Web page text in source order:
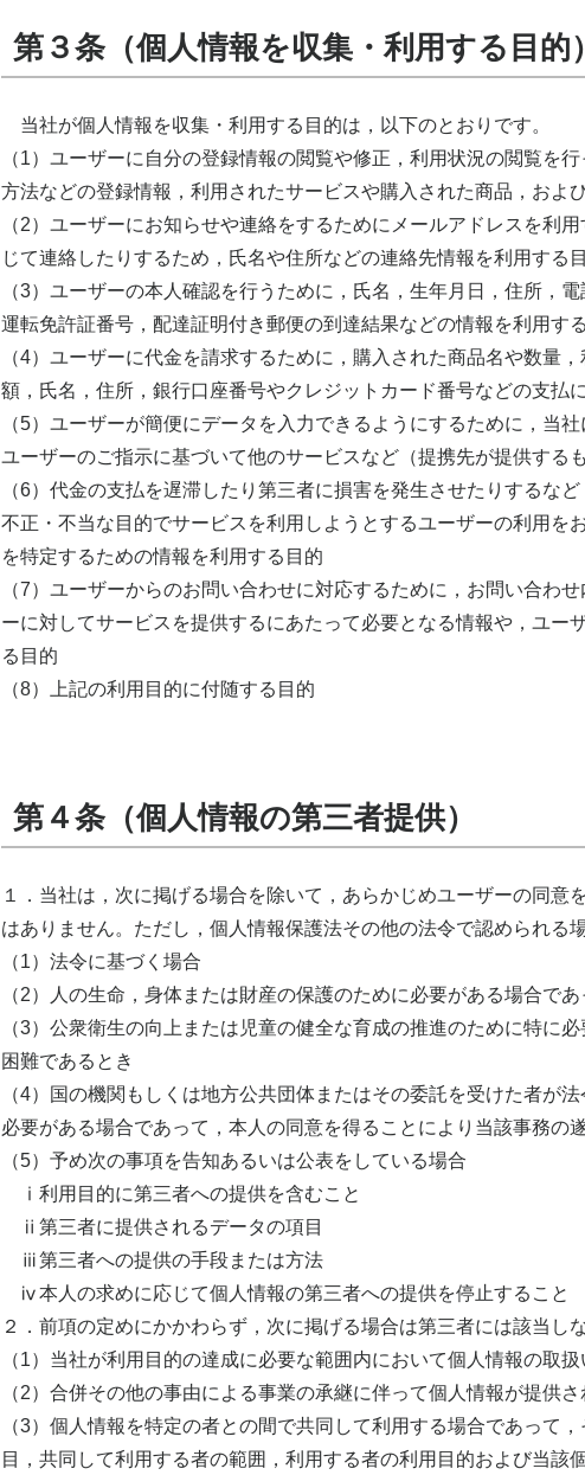
第３条（個人情報を収集・利用する目的）
当社が個人情報を収集・利用する目的は，以下のとおりです。
（1）ユーザーに自分の登録情報の閲覧や修正，利用状況の閲覧を
方法などの登録情報，利用されたサービスや購入された商品，およ
（2）ユーザーにお知らせや連絡をするためにメールアドレスを利
じて連絡したりするため，氏名や住所などの連絡先情報を利用する
（3）ユーザーの本人確認を行うために，氏名，生年月日，住所，
運転免許証番号，配達証明付き郵便の到達結果などの情報を利用す
（4）ユーザーに代金を請求するために，購入された商品名や数量
額，氏名，住所，銀行口座番号やクレジットカード番号などの支払
（5）ユーザーが簡便にデータを入力できるようにするために，当
ユーザーのご指示に基づいて他のサービスなど（提携先が提供する
（6）代金の支払を遅滞したり第三者に損害を発生させたりするな
不正・不当な目的でサービスを利用しようとするユーザーの利用を
を特定するための情報を利用する目的
（7）ユーザーからのお問い合わせに対応するために，お問い合わ
ーに対してサービスを提供するにあたって必要となる情報や，ユー
る目的
（8）上記の利用目的に付随する目的
第４条（個人情報の第三者提供）
１．当社は，次に掲げる場合を除いて，あらかじめユーザーの同意
はありません。ただし，個人情報保護法その他の法令で認められる
（1）法令に基づく場合
（2）人の生命，身体または財産の保護のために必要がある場合で
（3）公衆衛生の向上または児童の健全な育成の推進のために特に
困難であるとき
（4）国の機関もしくは地方公共団体またはその委託を受けた者が
必要がある場合であって，本人の同意を得ることにより当該事務の
（5）予め次の事項を告知あるいは公表をしている場合
ⅰ利用目的に第三者への提供を含むこと
ⅱ第三者に提供されるデータの項目
ⅲ第三者への提供の手段または方法
ⅳ本人の求めに応じて個人情報の第三者への提供を停止すること
２．前項の定めにかかわらず，次に掲げる場合は第三者には該当し
（1）当社が利用目的の達成に必要な範囲内において個人情報の取
（2）合併その他の事由による事業の承継に伴って個人情報が提供
（3）個人情報を特定の者との間で共同して利用する場合であって
目，共同して利用する者の範囲，利用する者の利用目的および当該